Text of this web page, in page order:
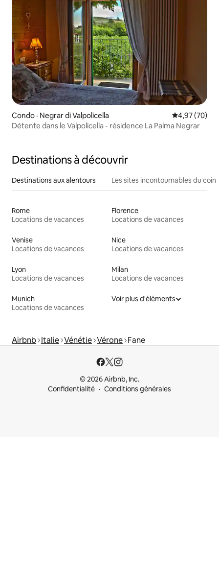
Condo · Negrar di Valpolicella Note
4,97 (70)
Détente dans le Valpolicella - résidence La Palma Negrar
Destinations à découvrir
Destinations aux alentours Les sites incontournables du coin
Rome
Locations de vacances
Florence
Locations de vacances
Venise
Locations de vacances
Nice
Locations de vacances
Lyon
Locations de vacances
Milan
Locations de vacances
Munich
Locations de vacances
Voir plus d'éléments
Airbnb Italie Vénétie Vérone Fane
© 2026 Airbnb, Inc.
Confidentialité
Conditions générales